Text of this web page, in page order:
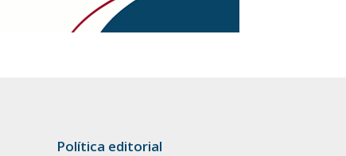
Política editorial